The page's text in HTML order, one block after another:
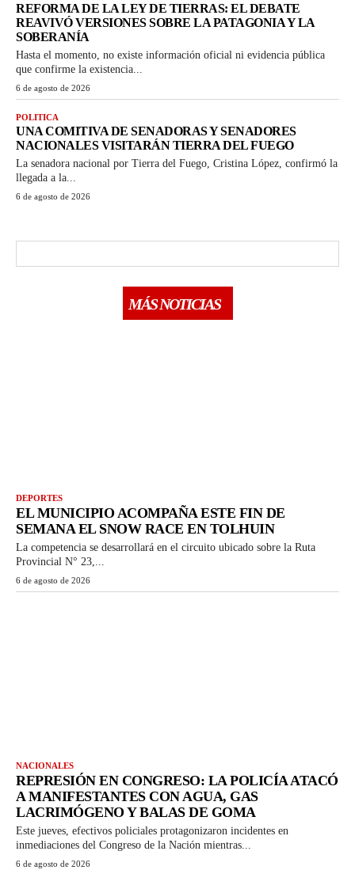
REFORMA DE LA LEY DE TIERRAS: EL DEBATE
REAVIVÓ VERSIONES SOBRE LA PATAGONIA Y LA
SOBERANÍA
Hasta el momento, no existe información oficial ni evidencia pública
que confirme la existencia...
6 de agosto de 2026
POLITICA
UNA COMITIVA DE SENADORAS Y SENADORES
NACIONALES VISITARÁN TIERRA DEL FUEGO
La senadora nacional por Tierra del Fuego, Cristina López, confirmó la
llegada a la...
6 de agosto de 2026
MÁS NOTICIAS
DEPORTES
EL MUNICIPIO ACOMPAÑA ESTE FIN DE
SEMANA EL SNOW RACE EN TOLHUIN
La competencia se desarrollará en el circuito ubicado sobre la Ruta
Provincial N° 23,...
6 de agosto de 2026
NACIONALES
REPRESIÓN EN CONGRESO: LA POLICÍA ATACÓ
A MANIFESTANTES CON AGUA, GAS
LACRIMÓGENO Y BALAS DE GOMA
Este jueves, efectivos policiales protagonizaron incidentes en
inmediaciones del Congreso de la Nación mientras...
6 de agosto de 2026